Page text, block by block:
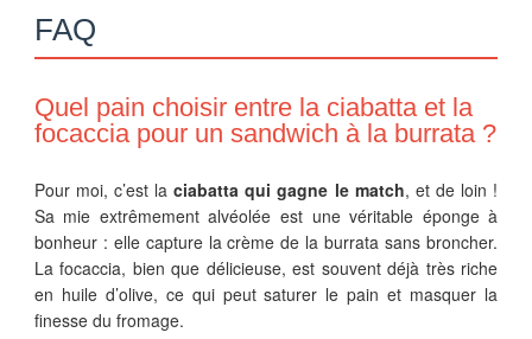
FAQ
Quel pain choisir entre la ciabatta et la
focaccia pour un sandwich à la burrata ?
Pour moi, c’est laciabatta qui gagne le match, et de loin !
Sa mie extrêmement alvéolée est une véritable éponge à
bonheur : elle capture la crème de la burrata sans broncher.
La focaccia, bien que délicieuse, est souvent déjà très riche
en huile d’olive, ce qui peut saturer le pain et masquer la
finesse du fromage.